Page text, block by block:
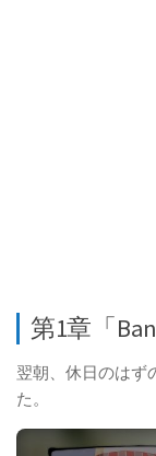
第1章「
翌朝、休日のはず
た。